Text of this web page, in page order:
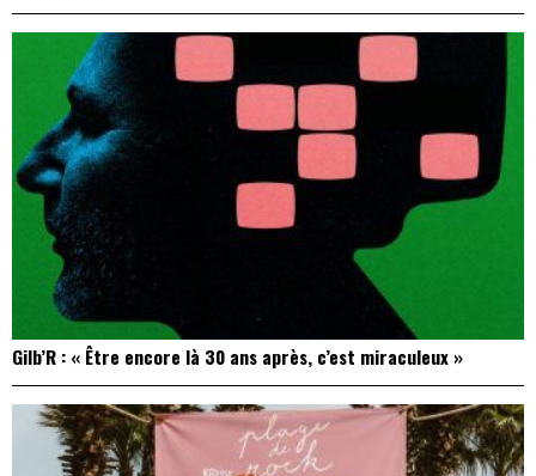
Gilb’R : « Être encore là 30 ans après, c’est miraculeux »